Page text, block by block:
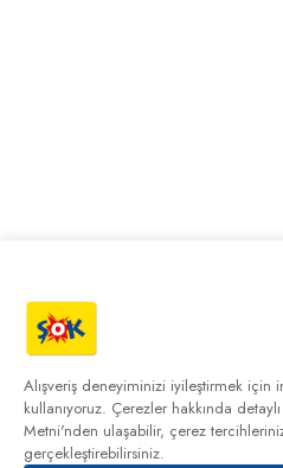
Alışveriş deneyiminizi iyileştirmek için
kullanıyoruz. Çerezler hakkında
Metni'nden ulaşabilir, çerez
gerçekleştirebilirsiniz.